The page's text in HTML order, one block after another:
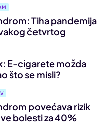
Tiha pandemija
četvrtog
E-cigarete možda
što se misli?
povećava rizik
bolesti za 40%